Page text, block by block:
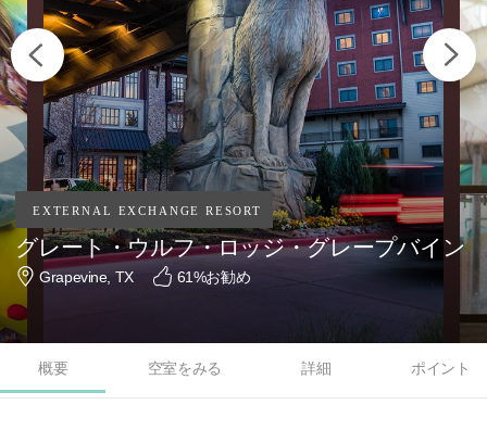
グレート・ウルフ・ロッジ・グレープバイン
Grapevine, TX 61%お勧め
概要 空室をみる 詳細 ポイント